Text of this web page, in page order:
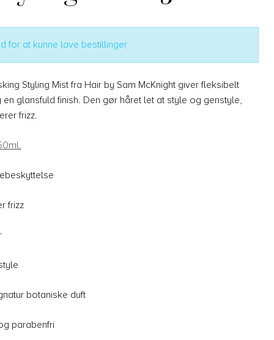
for at kunne lave bestillinger
Styling Mist fra Hair by Sam McKnight giver fleksibelt
glansfuld finish. Den gør håret let at style og genstyle,
frizz.
frizz
botaniske duft
parabenfri